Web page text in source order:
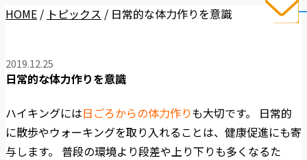
HOME / トピックス / 日常的な体力作りを意識
2019.12.25
日常的な体力作りを意識
ハイキングには日ごろからの体力作りも大切です。 日常的
に散歩やウォーキングを取り入れることは、健康促進にも寄
与します。 普段の環境より段差や上り下りも多くなるた